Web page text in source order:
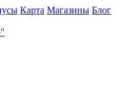
Карта Магазины Блог